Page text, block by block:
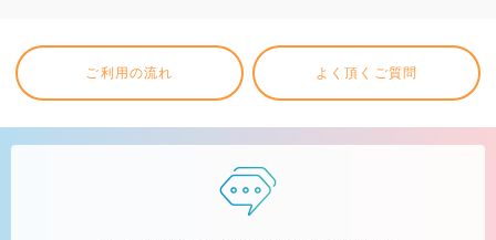
ご利用の流れ よく頂くご質問